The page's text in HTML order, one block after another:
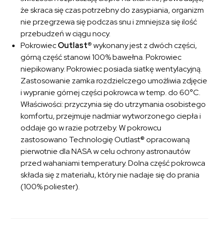
że skraca się czas potrzebny do zasypiania, organizm
nie przegrzewa się podczas snu i zmniejsza się ilość
przebudzeń w ciągu nocy.
PokrowiecOutlast®wykonany jest z dwóch części,
górną część stanowi 100% bawełna. Pokrowiec
niepikowany. Pokrowiec posiada siatkę wentylacyjną.
Zastosowanie zamka rozdzielczego umożliwia zdjęcie
i wypranie górnej części pokrowca w temp. do 60°C.
Właściwości: przyczynia się do utrzymania osobistego
komfortu, przejmuje nadmiar wytworzonego ciepła i
oddaje go w razie potrzeby. W pokrowcu
zastosowano Technologię Outlast® opracowaną
pierwotnie dla NASA w celu ochrony astronautów
przed wahaniami temperatury. Dolna część pokrowca
składa się z materiału, który nie nadaje się do prania
(100% poliester).